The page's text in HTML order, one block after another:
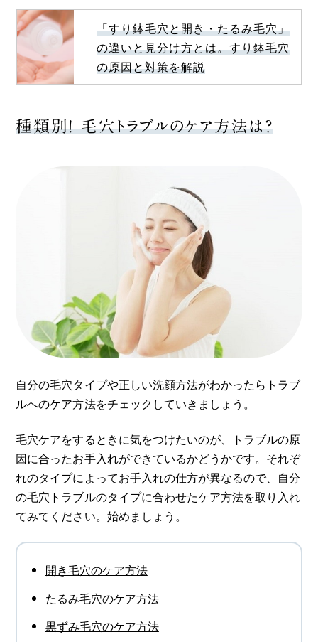
「すり鉢毛穴と開き・たるみ毛穴」
の違いと見分け方とは。すり鉢毛穴
の原因と対策を解説
種類別！ 毛穴トラブルのケア方法は？
自分の毛穴タイプや正しい洗顔方法がわかったらトラブ
ルへのケア方法をチェックしていきましょう。
毛穴ケアをするときに気をつけたいのが、トラブルの原
因に合ったお手入れができているかどうかです。それぞ
れのタイプによってお手入れの仕方が異なるので、自分
の毛穴トラブルのタイプに合わせたケア方法を取り入れ
てみてください。始めましょう。
開き毛穴のケア方法
たるみ毛穴のケア方法
黒ずみ毛穴のケア方法